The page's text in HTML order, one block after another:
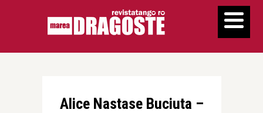
Alice Nastase Buciuta –